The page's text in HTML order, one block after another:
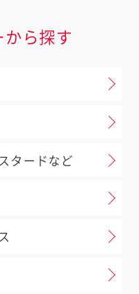
ら探す
タードなど